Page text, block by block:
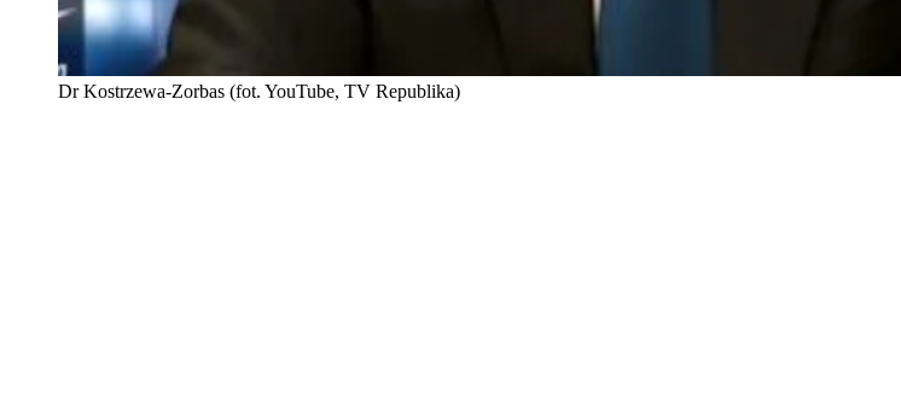
Dr Kostrzewa-Zorbas (fot. YouTube, TV Republika)